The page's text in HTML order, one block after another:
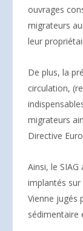
ouvrages
migrateurs
leur
De plus, la
circulation,
migrateurs
Directive
Ainsi, le
implantés
Vienne jugés
sédimentaire